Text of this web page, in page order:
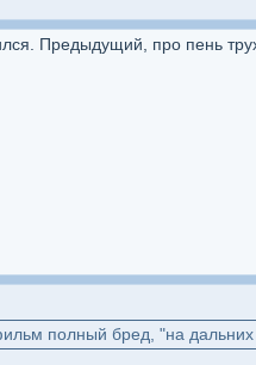
Предыдущий, про пень
полный бред, "на